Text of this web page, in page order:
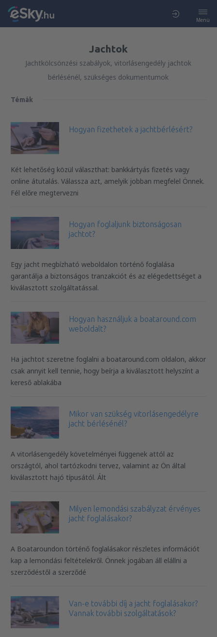
Menü
Jachtok
Jachtkölcsönzési szabályok, vitorlásengedély jachtok
bérlésénél, szükséges dokumentumok
Témák
Hogyan fizethetek a jachtbérlésért?
Két lehetőség közül választhat: bankkártyás fizetés vagy
online átutalás. Válassza azt, amelyik jobban megfelel Önnek.
Fél előre megtervezni
Hogyan foglaljunk biztonságosan
jachtot?
Egy jacht megbízható weboldalon történő foglalása
garantálja a biztonságos tranzakciót és az elégedettséget a
kiválasztott szolgáltatással.
Hogyan használjuk a boataround.com
weboldalt?
Ha jachtot szeretne foglalni a boataround.com oldalon, akkor
csak annyit kell tennie, hogy beírja a kiválasztott helyszínt a
kereső ablakába
Mikor van szükség vitorlásengedélyre
jacht bérlésénél?
A vitorlásengedély követelményei függenek attól az
országtól, ahol tartózkodni tervez, valamint az Ön által
kiválasztott hajó típusától. Ált
Milyen lemondási szabályzat érvényes
jacht foglalásakor?
A Boataroundon történő foglalásakor részletes információt
kap a lemondási feltételekről. Önnek jogában áll elállni a
szerződéstől a szerződé
Van-e további díj a jacht foglalásakor?
Vannak további szolgáltatások?